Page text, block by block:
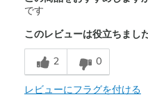
Attractive Design
Breathe Well
Comfortable
Don't know yet if they are
です
このレビューは役立ちまし
2 0
レビューにフラグを付ける